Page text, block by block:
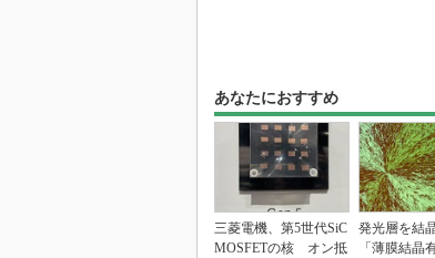
あなたにおすすめ
三菱電機、第5世代SiC
MOSFETの核 オン抵
発光層を結
「薄膜結晶